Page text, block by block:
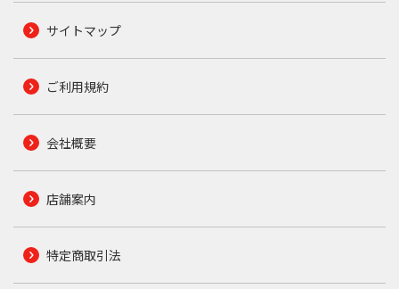
サイトマップ
ご利用規約
会社概要
店舗案内
特定商取引法